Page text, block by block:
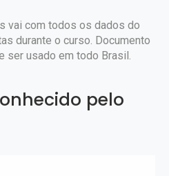
vai com todos os dados do
durante o curso. Documento
ser usado em todo Brasil.
pelo